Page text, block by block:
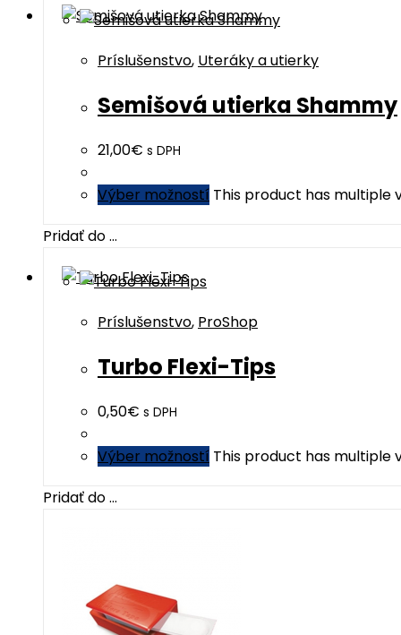
Príslušenstvo, Uteráky a utierky
Semišová utierka Shammy
21,00€ s DPH
Výber možností This product has multiple
Pridať do ...
Príslušenstvo, ProShop
Turbo Flexi-Tips
0,50€ s DPH
Výber možností This product has multiple
Pridať do ...